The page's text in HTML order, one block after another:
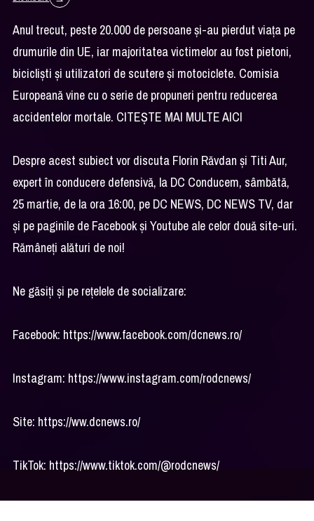
Anul trecut, peste 20.000 de persoane și-au pierdut viața pe
drumurile din UE, iar majoritatea victimelor au fost pietoni,
bicicliști și utilizatori de scutere și motociclete. Comisia
Europeană vine cu o serie de propuneri pentru reducerea
accidentelor mortale. CITEŞTE MAI MULTE AICI
Despre acest subiect vor discuta Florin Răvdan şi Titi Aur,
expert în conducere defensivă, la DC Conducem, sâmbătă,
25 martie, de la ora 16:00, pe DC NEWS, DC NEWS TV, dar
şi pe paginile de Facebook şi Youtube ale celor două site-uri.
Rămâneţi alături de noi!
Ne găsiți și pe rețelele de socializare:
Facebook: https://www.facebook.com/dcnews.ro/
Instagram: https://www.instagram.com/rodcnews/
Site: https://ww.dcnews.ro/
TikTok: https://www.tiktok.com/@rodcnews/